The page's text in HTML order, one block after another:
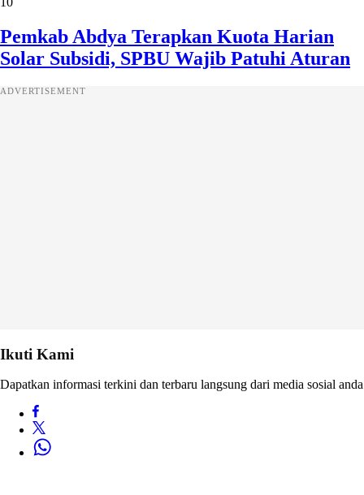
Pemkab Abdya Terapkan Kuota Harian
Solar Subsidi, SPBU Wajib Patuhi Aturan
ADVERTISEMENT
Ikuti Kami
Dapatkan informasi terkini dan terbaru langsung dari media sosial anda